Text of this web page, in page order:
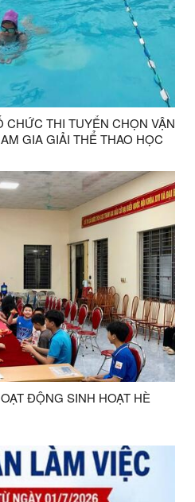
CHỨC THI TUYỂN CHỌN VẬN
GIA GIẢI THỂ THAO HỌC
ĐỘNG SINH HOẠT HÈ